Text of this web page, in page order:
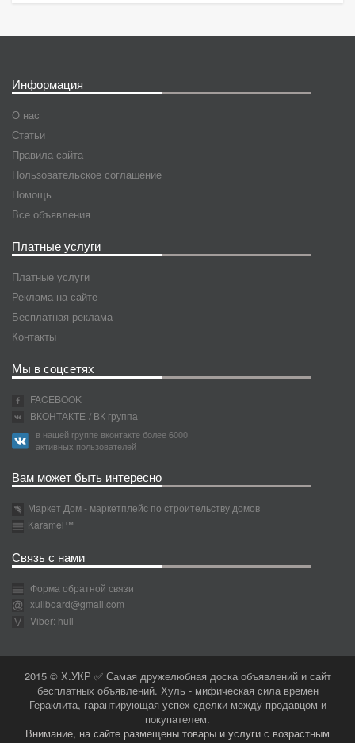
Информация
О нас
Статьи
Правила сайта
Пользовательское соглашение
Помощь
Все объявления
Платные услуги
Платные услуги
Реклама на сайте
Бесплатная реклама
Контакты
Мы в соцсетях
FACEBOOK
ВКОНТАКТЕ / ВК группа
в нашей группе вконтакте более 6000
активных пользователей
Вам может быть интересно
Маркет Дом - маркетплейс по строительству домов
Karamel™
Связь с нами
Форма обратной связи
xullboard@gmail.com
Viber: hull
2015 © Х.УКР ✅ Самая дружелюбная доска объявлений и сайт
бесплатных объявлений. Хуль - мифическая сила времен
Гераклита, гарантирующая успех сделки между продавцом и
покупателем.
Внимание, на сайте размещены товары и услуги с возрастным